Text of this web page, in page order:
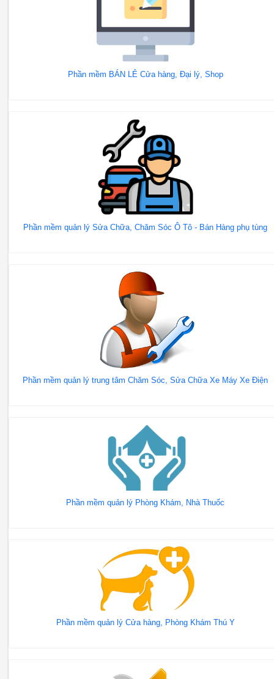
Phần mềm BÁN LẺ Cửa hàng, Đại lý, Shop
Phần mềm quản lý Sửa Chữa, Chăm Sóc Ô Tô - Bán Hàng phụ tùng
Phần mềm quản lý trung tâm Chăm Sóc, Sửa Chữa Xe Máy Xe Điện
Phần mềm quản lý Phòng Khám, Nhà Thuốc
Phần mềm quản lý Cửa hàng, Phòng Khám Thú Y